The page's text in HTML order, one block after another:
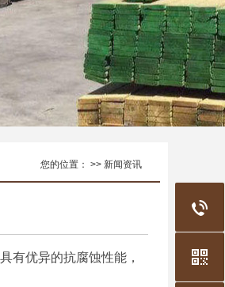
您的位置： >> 新闻资讯
优异的抗腐蚀性能，